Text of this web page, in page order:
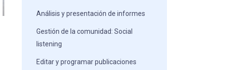
Análisis y presentación de informes
Gestión de la comunidad: Social
listening
Editar y programar publicaciones